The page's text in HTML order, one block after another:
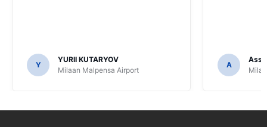
Y
YURII KUTARYOV
Milaan Malpensa Airport
A